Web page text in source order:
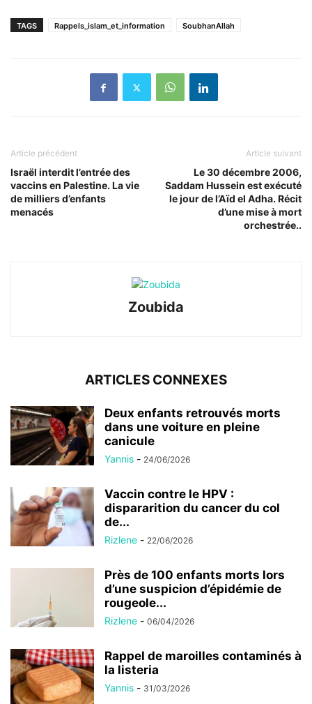
TAGS Rappels_islam_et_information SoubhanAllah
Article précédent
Israël interdit l’entrée des
vaccins en Palestine. La vie
de milliers d’enfants
menacés
Article suivant
Le 30 décembre 2006,
Saddam Hussein est exécuté
le jour de l’Aïd el Adha. Récit
d’une mise à mort
orchestrée..
Zoubida
ARTICLES CONNEXES
Deux enfants retrouvés morts
dans une voiture en pleine
canicule
Yannis - 24/06/2026
Vaccin contre le HPV :
dispararition du cancer du col
de...
Rizlene - 22/06/2026
Près de 100 enfants morts lors
d’une suspicion d’épidémie de
rougeole...
Rizlene - 06/04/2026
Rappel de maroilles contaminés à
la listeria
Yannis - 31/03/2026